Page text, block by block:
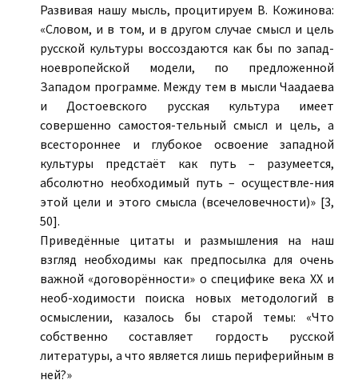
Развивая нашу мысль, процитируем В. Кожинова:
«Словом, и в том, и в другом случае смысл и цель
русской культуры воссоздаются как бы по запад-
ноевропейской модели, по предложенной
Западом программе. Между тем в мысли Чаадаева
и Достоевского русская культура имеет
совершенно самостоя-тельный смысл и цель, а
всестороннее и глубокое освоение западной
культуры предстаёт как путь – разумеется,
абсолютно необходимый путь – осуществле-ния
этой цели и этого смысла (всечеловечности)» [3,
50].
Приведённые цитаты и размышления на наш
взгляд необходимы как предпосылка для очень
важной «договорённости» о специфике века ХХ и
необ-ходимости поиска новых методологий в
осмыслении, казалось бы старой темы: «Что
собственно составляет гордость русской
литературы, а что является лишь периферийным в
ней?»